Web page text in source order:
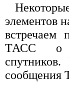
элементов
встречаем
ТАСС о
сообщения